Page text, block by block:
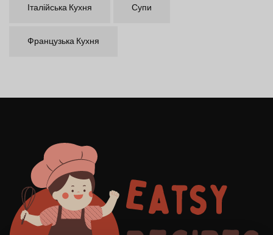
Італійська Кухня Супи
Французька Кухня